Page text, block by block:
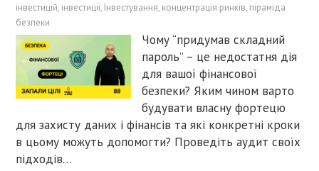
інвестицій, інвестиції, Інвестування, концентрація ринків, піраміда
безпеки
Чому “придумав складний
пароль” – це недостатня дія
для вашої фінансової
безпеки? Яким чином варто
будувати власну фортецю
для захисту даних і фінансів та які конкретні кроки
в цьому можуть допомогти? Проведіть аудит своїх
підходів…